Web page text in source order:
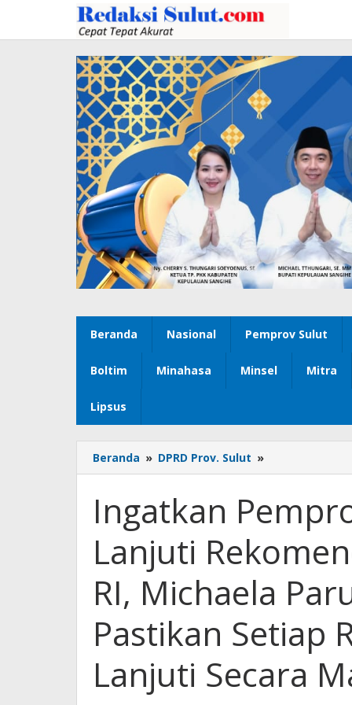
konten
Beranda Nasional Pemprov Sulut
Boltim Minahasa Minsel Mitra
Lipsus
Beranda » DPRD Prov. Sulut »
Pemprov
Serius
Tindak
Rekomendasi
Arahan
BPK
RI,
Michaela
Paruntu
:
DPRD
Ingatkan
Lanjuti
RI, Michaela
Pastikan Setiap
Lanjuti Secara